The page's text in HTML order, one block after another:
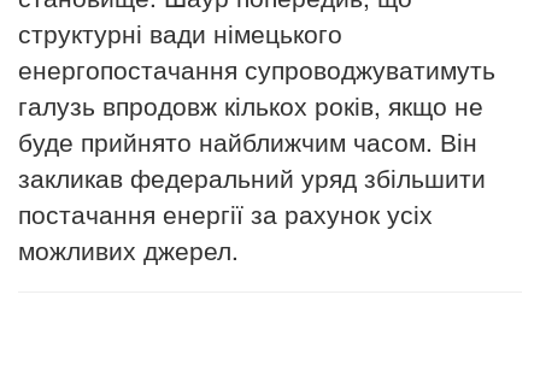
структурні вади німецького
енергопостачання супроводжуватимуть
галузь впродовж кількох років, якщо не
буде прийнято найближчим часом. Він
закликав федеральний уряд збільшити
постачання енергії за рахунок усіх
можливих джерел.